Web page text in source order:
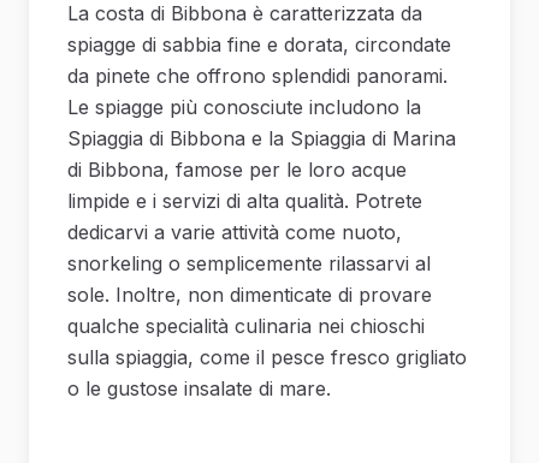
La costa di Bibbona è caratterizzata da
spiagge di sabbia fine e dorata, circondate
da pinete che offrono splendidi panorami.
Le spiagge più conosciute includono la
Spiaggia di Bibbona e la Spiaggia di Marina
di Bibbona, famose per le loro acque
limpide e i servizi di alta qualità. Potrete
dedicarvi a varie attività come nuoto,
snorkeling o semplicemente rilassarvi al
sole. Inoltre, non dimenticate di provare
qualche specialità culinaria nei chioschi
sulla spiaggia, come il pesce fresco grigliato
o le gustose insalate di mare.